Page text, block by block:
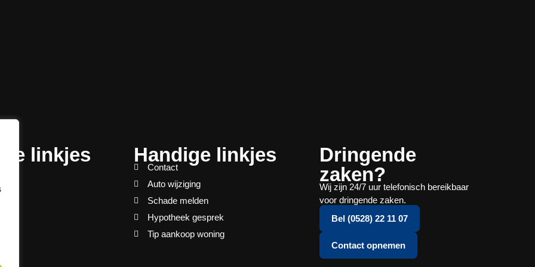
linkjes Handige linkjes
Contact
Auto wijziging
Schade melden
Hypotheek gesprek
Tip aankoop woning
Dringende
zaken?
Wij zijn 24/7 uur telefonisch bereikbaar
voor dringende zaken.
Bel (0528) 22 11 07
Contact opnemen